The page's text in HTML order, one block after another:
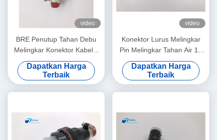
video
BRE Penutup Tahan Debu
Melingkar Konektor Kabel 7
Pin XC18T7ZH 5000 Siklus
Perkawinan
Dapatkan Harga
Terbaik
video
Konektor Lurus Melingkar
Pin Melingkar Tahan Air 14
Pin XC22T14KHP
Dapatkan Harga
Terbaik